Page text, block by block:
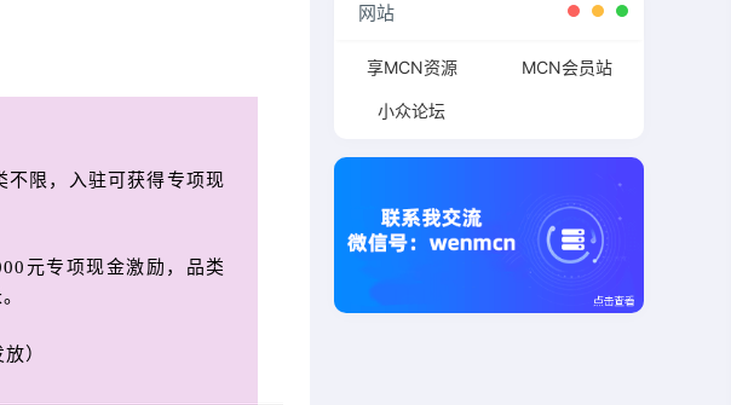
不限，入驻可获得专项现
元专项现金激励，品类
）
网站
享MCN资源 MCN会员站
小众论坛